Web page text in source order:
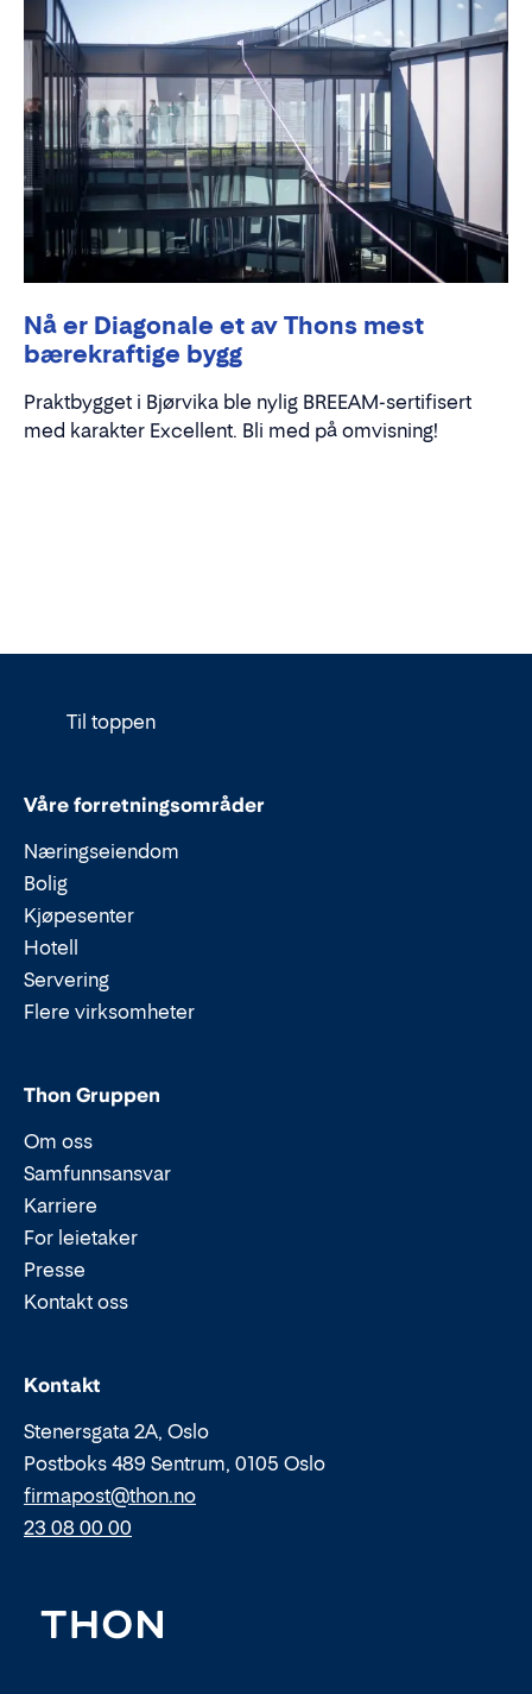
Nå er Diagonale et av Thons mest
bærekraftige bygg
Praktbygget i Bjørvika ble nylig BREEAM-sertifisert
med karakter Excellent. Bli med på omvisning!
Til toppen
Våre forretningsområder
Næringseiendom
Bolig
Kjøpesenter
Hotell
Servering
Flere virksomheter
Thon Gruppen
Om oss
Samfunnsansvar
Karriere
For leietaker
Presse
Kontakt oss
Kontakt
Stenersgata 2A, Oslo
Postboks 489 Sentrum, 0105 Oslo
Epost:
firmapost@thon.no
Telefon:
23 08 00 00